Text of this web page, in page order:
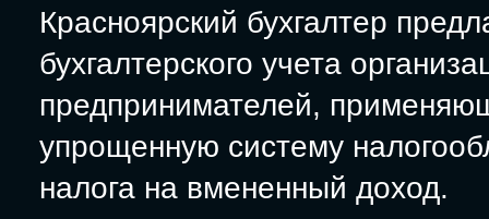
Красноярский бухгалтер
бухгалтерского учета
предпринимателей,
упрощенную систему
налога на вмененный доход.